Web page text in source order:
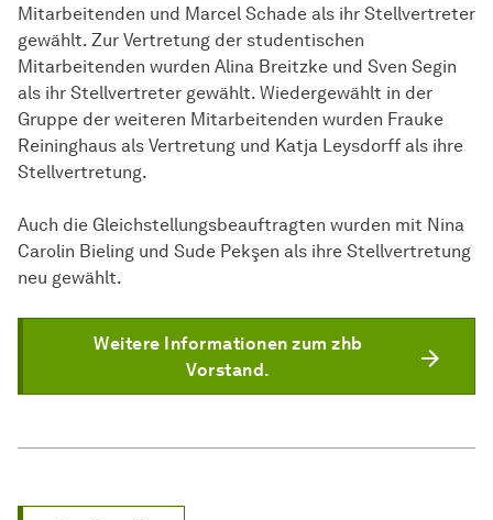
Mitarbeitenden und Marcel Schade als ihr Stellvertreter
gewählt. Zur Vertretung der studentischen
Mitarbeitenden wurden Alina Breitzke und Sven Segin
als ihr Stellvertreter gewählt. Wiedergewählt in der
Gruppe der weiteren Mitarbeitenden wurden Frauke
Reininghaus als Vertretung und Katja Leysdorff als ihre
Stellvertretung.
Auch die Gleichstellungsbeauftragten wurden mit Nina
Carolin Bieling und Sude Pekşen als ihre Stellvertretung
neu gewählt.
Weitere Informationen zum zhb
Vorstand.